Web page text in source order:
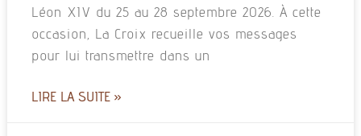
Léon XIV du 25 au 28 septembre 2026. À cette
occasion, La Croix recueille vos messages
pour lui transmettre dans un
LIRE LA SUITE »